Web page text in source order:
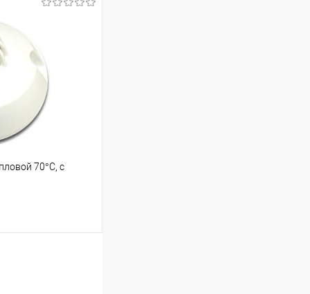
К сравнению
70°С, с